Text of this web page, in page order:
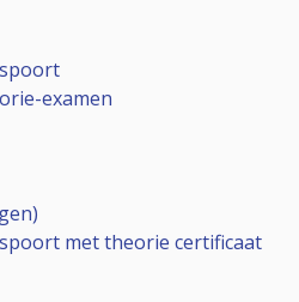
examen
met theorie certificaat